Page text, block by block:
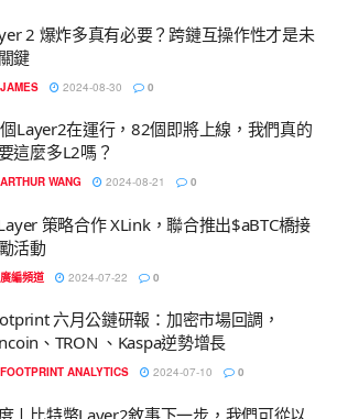
2 爆炸多真有必要？跨鏈互操作性才是未
鍵
JAMES 2024-08-30 0
Layer2在運行，82個即將上線，我們真的
這麼多L2嗎？
ARTHUR WANG 2024-08-21 0
策略合作 XLink，聯合推出$aBTC橋接
活動
廣編頻道 2024-07-22 0
六月公鏈研報：加密市場回調，
、TRON 、Kaspa逆勢增長
FOOTPRINT ANALYTICS 2024-07-10 0
丨比特幣Layer2敘事下一步，我們可從以